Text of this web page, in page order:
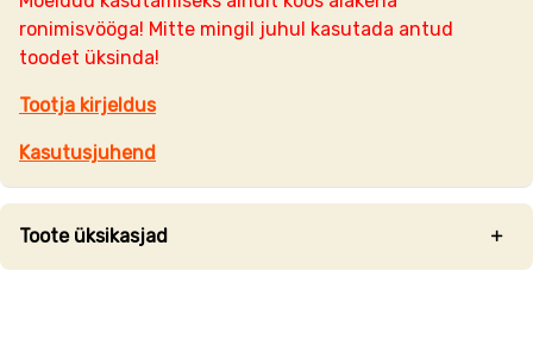
ronimisvööga! Mitte mingil juhul kasutada antud
toodet üksinda!
Tootja kirjeldus
Kasutusjuhend
Toote üksikasjad